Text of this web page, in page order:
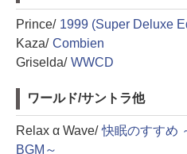
Prince/1999 (Super Deluxe
Kaza/Combien
Griselda/WWCD
ワールド/サントラ他
Relax α Wave/快眠のすすめ
BGM～